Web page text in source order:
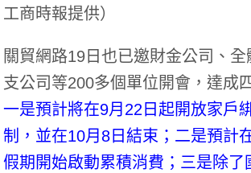
工商時報提供）
關貿網路19日也已邀財金公司、
支公司等200多個單位開會，達成
一是預計將在9月22日起開放家戶
制，並在10月8日結束；二是預計
假期開始啟動累積消費；三是除了